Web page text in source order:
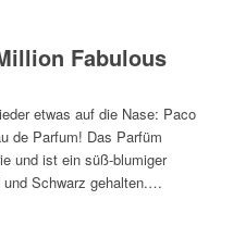
Fabulous
etwas auf die Nase: Paco
de Parfum! Das Parfüm
und ist ein süß-blumiger
und Schwarz gehalten.…